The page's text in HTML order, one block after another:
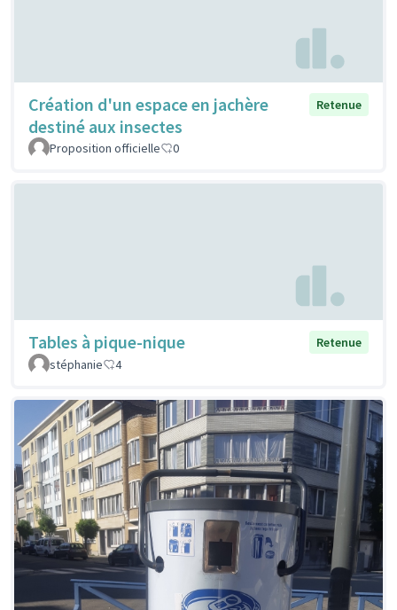
Création d'un espace en jachère
destiné aux insectes
Retenue
Proposition officielle 0
Tables à pique-nique
Retenue
stéphanie
4